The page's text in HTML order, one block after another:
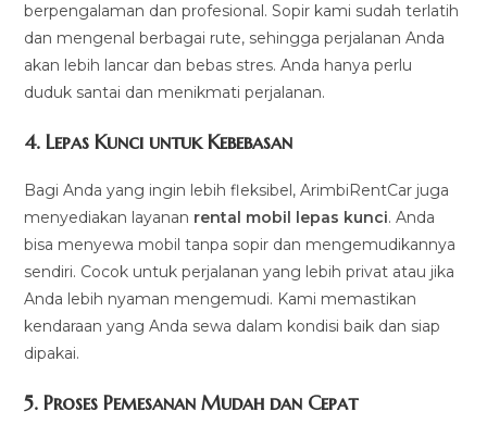
berpengalaman dan profesional. Sopir kami sudah terlatih
dan mengenal berbagai rute, sehingga perjalanan Anda
akan lebih lancar dan bebas stres. Anda hanya perlu
duduk santai dan menikmati perjalanan.
4.Lepas Kunci untuk Kebebasan
Bagi Anda yang ingin lebih fleksibel, ArimbiRentCar juga
menyediakan layanan rental mobil lepas kunci. Anda
bisa menyewa mobil tanpa sopir dan mengemudikannya
sendiri. Cocok untuk perjalanan yang lebih privat atau jika
Anda lebih nyaman mengemudi. Kami memastikan
kendaraan yang Anda sewa dalam kondisi baik dan siap
dipakai.
5.Proses Pemesanan Mudah dan Cepat